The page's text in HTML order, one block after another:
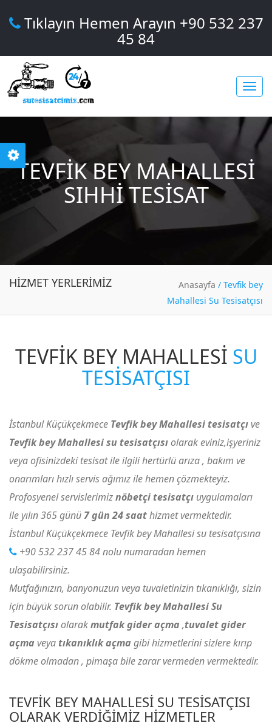
Tıklayın Hemen Arayın +90 532 237
45 84
TEVFIK BEY MAHALLESI
SIHHI TESISAT
HIZMET YERLERIMIZ Anasayfa / Tevfik bey
Mahallesi Su Tesisatçısı
TEVFIK BEY MAHALLESI SU
TESISATÇISI
İstanbul Küçükçekmece Tevfik bey Mahallesi tesisatçıve
Tevfik bey Mahallesi su tesisatçısıolarak eviniz,işyeriniz
veya ofisinizdeki tesisat ile ilgili hertürlü arıza , bakım ve
onarımları hızlı servis ağımız ile hemen çözmekteyiz.
Profosyenel servislerimiznöbetçi tesisatçı uygulamaları
ile yılın 365 günü 7 gün 24 saathizmet vermektedir.
İstanbul Küçükçekmece Tevfik bey Mahallesi su tesisatçısına
+90 532 237 45 84nolu numaradan hemen
ulaşabilirsiniz.
Mutfağınızın, banyonuzun veya tuvaletinizin tıkanıklığı, sizin
için büyük sorun olabilir. Tevfik bey Mahallesi Su
Tesisatçısıolarakmutfak gider açma ,tuvalet gider
açma veyatıkanıklık açma gibi hizmetlerini sizlere kırıp
dökme olmadan , pimaşa bile zarar vermeden vermektedir.
TEVFIK BEY MAHALLESI SU TESISATÇISI
OLARAK VERDIĞIMIZ HIZMETLER